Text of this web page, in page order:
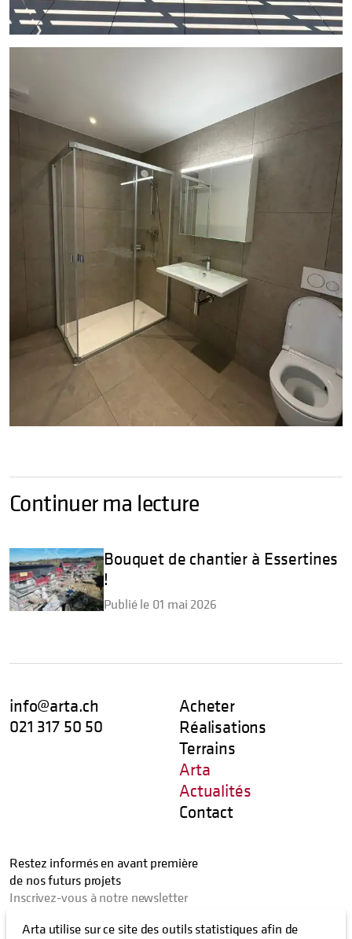
Continuer ma lecture
Bouquet de chantier à Essertines
!
Publié le 01 mai 2026
info@arta.ch
021 317 50 50
Acheter
Réalisations
Terrains
Arta
Actualités
Contact
Restez informés en avant première
de nos futurs projets
Inscrivez-vous à notre newsletter
Arta utilise sur ce site des outils statistiques afin de